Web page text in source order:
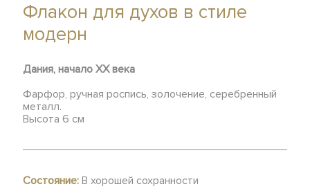
Флакон для духов в стиле
модерн
Дания, начало ХХ века
Фарфор, ручная роспись, золочение, серебренный
металл.
Высота 6 см
Состояние: В хорошей сохранности